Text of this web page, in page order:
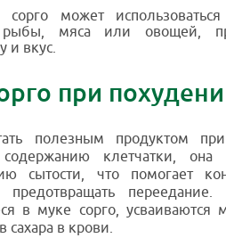
может
рыбы, мяса или овощей,
и вкус.
при
полезным продуктом
клетчатки, она
сытости, что помогает
в муке сорго, усваиваются
сахара в крови.